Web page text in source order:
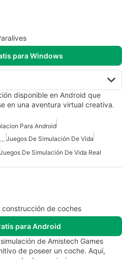
para Windows
disponible en Android que
en una aventura virtual creativa.
Para Android
Juegos De Simulación En Línea Para Android Gratis Juegos De Simulación De Vida
Juegos De Simulación De Vida Real
de coches
para Android
de Amistech Games
de poseer un coche. Aquí,